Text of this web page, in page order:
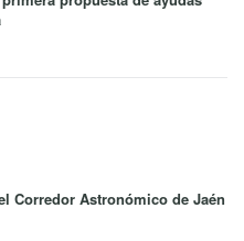
Corredor Astronómico de Jaén